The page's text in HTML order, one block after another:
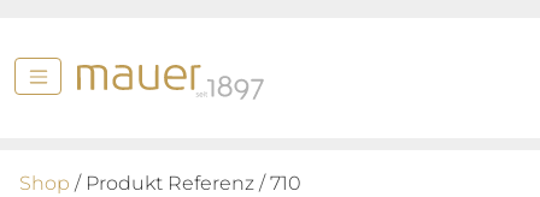
Shop / Produkt Referenz / 710